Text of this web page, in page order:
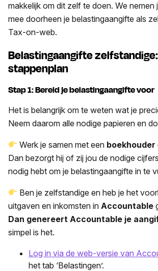
makkelijk om dit zelf te doen. We nemen
mee doorheen je belastingaangifte als
Tax-on-web.
Belastingaangifte
stappenplan
Stap 1: Bereid je belastingaangifte voor
Het is belangrijk om te weten wat je
Neem daarom alle nodige papieren en
Werk je samen met een boekhouder
Dan bezorgt hij of zij jou de nodige
nodig hebt om je belastingaangifte in te
Ben je zelfstandige en heb je het
uitgaven en inkomsten in Accountable
Dan genereert Accountable je
simpel is het.
Log in via de web-versie van
het tab ‘Belastingen’.